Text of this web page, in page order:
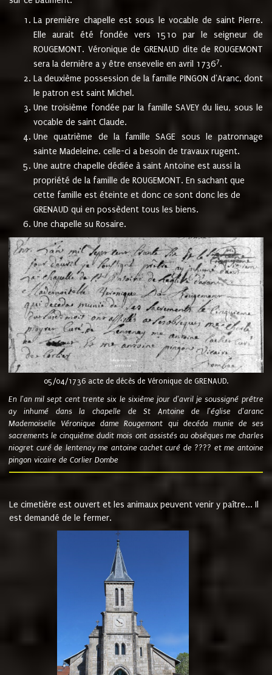
La première chapelle est sous le vocable de saint Pierre.
Elle aurait été fondée vers 1510 par le seigneur de
ROUGEMONT. Véronique de GRENAUD dite de ROUGEMONT
sera la dernière a y être ensevelie en avril 17367.
La deuxième possession de la famille PINGON d'Aranc, dont
le patron est saint Michel.
Une troisième fondée par la famille SAVEY du lieu, sous le
vocable de saint Claude.
Une quatrième de la famille SAGE sous le patronnage
sainte Madeleine. celle-ci a besoin de travaux rugent.
Une autre chapelle dédiée à saint Antoine est aussi la
propriété de la famille de ROUGEMONT. En sachant que
cette famille est éteinte et donc ce sont donc les de
GRENAUD qui en possèdent tous les biens.
Une chapelle su Rosaire.
05/04/1736 acte de décès de Véronique de GRENAUD.
En l'an mil sept cent trente six le sixième jour d'avril je soussigné prêtre
ay inhumé dans la chapelle de St Antoine de l'église d'aranc
Mademoiselle Véronique dame Rougemont qui decéda munie de ses
sacrements le cinquième dudit mois ont assistés au obsèques me charles
niogret curé de lentenay me antoine cachet curé de ???? et me antoine
pingon vicaire de Corlier Dombe
Le cimetière est ouvert et les animaux peuvent venir y paître... Il
est demandé de le fermer.